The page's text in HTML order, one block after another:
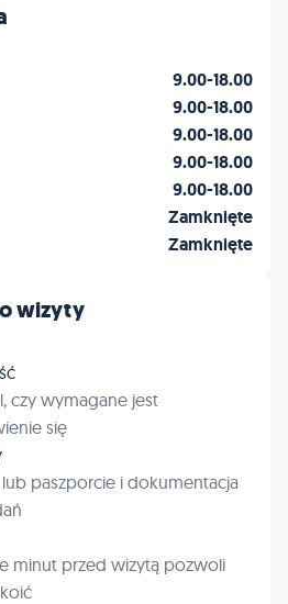
9.00-18.00
9.00-18.00
9.00-18.00
9.00-18.00
9.00-18.00
Zamknięte
Zamknięte
wizyty
czy wymagane jest
się
lub paszporcie i dokumentacja
minut przed wizytą pozwoli